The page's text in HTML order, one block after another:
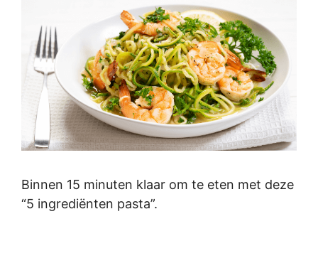
Binnen 15 minuten klaar om te eten met deze
“5 ingrediënten pasta”.